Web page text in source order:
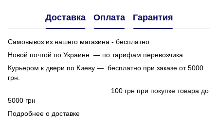
Доставка Оплата Гарантия
Самовывоз из нашего магазина - бесплатно
Новой почтой по Украине — по тарифам перевозчика
Курьером к двери по Киеву — бесплатно при заказе от 5000
грн.
100 грн при покупке товара до
5000 грн
Подробнее о доставке